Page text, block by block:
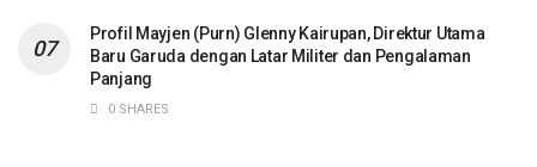
Profil Mayjen (Purn) Glenny Kairupan, Direktur Utama
Baru Garuda dengan Latar Militer dan Pengalaman
Panjang
0 SHARES